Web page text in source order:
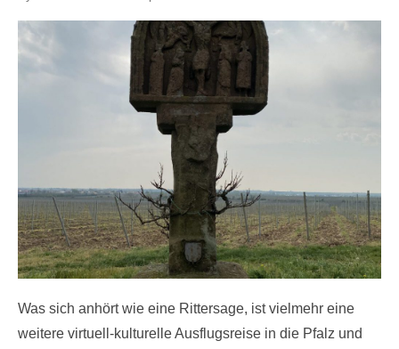
Was sich anhört wie eine Rittersage, ist vielmehr eine
weitere virtuell-kulturelle Ausflugsreise in die Pfalz und